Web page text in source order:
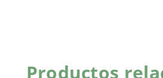
Productos